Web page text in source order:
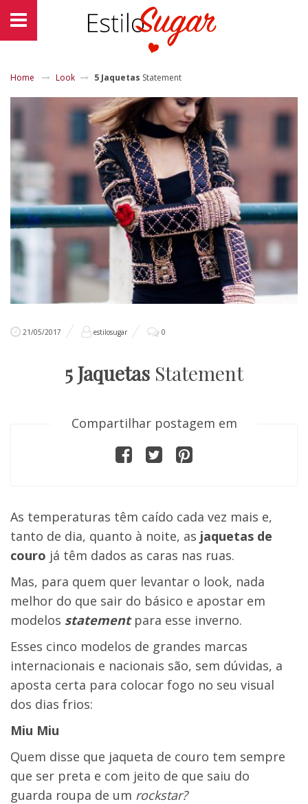
Home Look 5 Jaquetas Statement
21/05/2017 estilosugar 0
5 Jaquetas Statement
Compartilhar postagem em
As temperaturas têm caído cada vez mais e,
tanto de dia, quanto à noite, as jaquetas de
couro já têm dados as caras nas ruas.
Mas, para quem quer levantar o look, nada
melhor do que sair do básico e apostar em
modelos statementpara esse inverno.
Esses cinco modelos de grandes marcas
internacionais e nacionais são, sem dúvidas, a
aposta certa para colocar fogo no seu visual
dos dias frios:
Miu Miu
Quem disse que jaqueta de couro tem sempre
que ser preta e com jeito de que saiu do
guarda roupa de um rockstar?